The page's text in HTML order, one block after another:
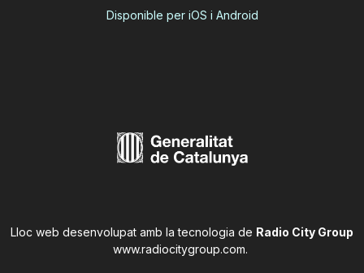
Disponible per iOS i Android
Lloc web desenvolupat amb la tecnologia de Radio City Group
www.radiocitygroup.com.